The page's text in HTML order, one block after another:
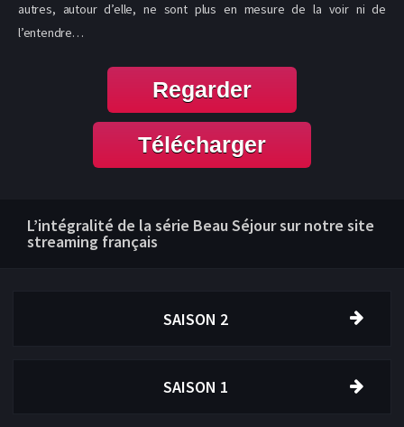
autres, autour d’elle, ne sont plus en mesure de la voir ni de
l’entendre…
Regarder
Télécharger
L’intégralité de la série Beau Séjour sur notre site
streaming français
SAISON 2
SAISON 1